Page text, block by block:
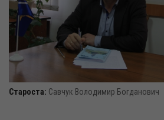
Староста: Савчук Володимир Богданович